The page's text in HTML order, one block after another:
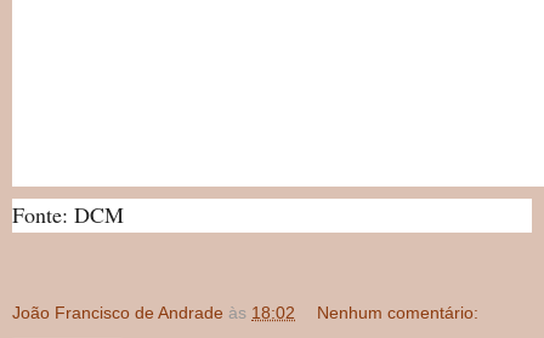
Fonte: DCM
João Francisco de Andrade às 18:02 Nenhum comentário: